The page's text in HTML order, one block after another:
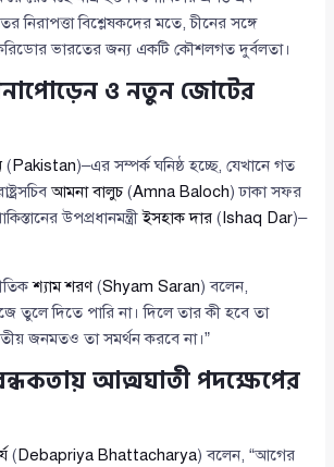
নিরাপত্তা বিশ্লেষকদের মতে, চীনের সঙ্গে
ভারতের জন্য একটি কৌশলগত দুর্বলতা।
ও নতুন জোটের
(Pakistan)–এর সম্পর্ক ঘনিষ্ঠ হচ্ছে, যেখানে গত
আমনা বালুচ(Amna Baloch) ঢাকা সফর
উপপ্রধানমন্ত্রীইসহাক দার (Ishaq Dar)–
শ্যাম শরণ(Shyam Saran) বলেন,
তুলে দিতে পারি না। দিলে তার কী হবে তা
জনমতও তা সমর্থন করবে না।”
আত্মঘাতী পদক্ষেপের
(Debapriya Bhattacharya) বলেন, “আগের